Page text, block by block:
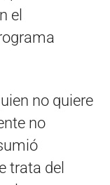
el
no quiere
no
trata del